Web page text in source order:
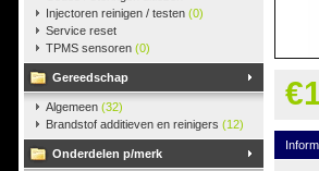
Injectoren reinigen / testen (0)
Service reset
TPMS sensoren (0)
Gereedschap
Algemeen (32)
Brandstof additieven en reinigers (12)
Onderdelen p/merk